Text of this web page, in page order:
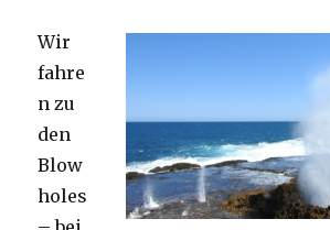
Wir
fahre
n zu
den
Blow
holes